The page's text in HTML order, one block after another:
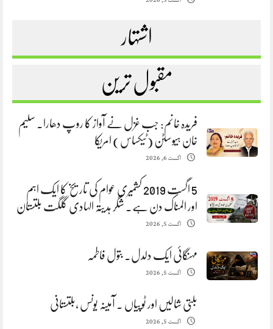
اشتہار
مقبول ترین
فریدہ خانم: جب غزل نے آواز کا روپ دھارا. سلیم
خان ہیوسٹن (ٹیکساس) امریکا
اگست 6, 2026
5 اگست 2019 کشمیری عوام کی تاریخ کا ایک اہم
اور المناک دن ہے. شگر ہدیتہ الہادی گلگت بلتستان
اگست 5, 2026
مہنگائی ایک دلدل. بتول فاطمہ
اگست 5, 2026
بلتی شالیں اور ٹوپیاں . آمینہ یونس ،بلتستانی
اگست 5, 2026